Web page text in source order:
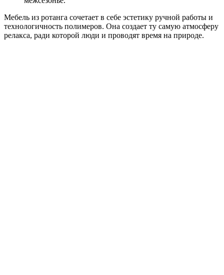
Мебель из ротанга сочетает в себе эстетику ручной работы и
технологичность полимеров. Она создает ту самую атмосферу
релакса, ради которой люди и проводят время на природе.